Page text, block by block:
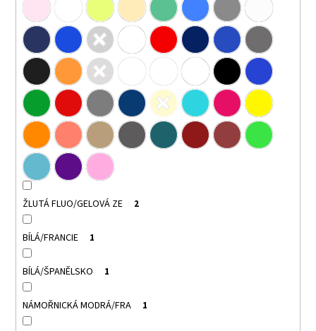
ŽLUTÁ FLUO/GELOVÁ ZE 2
BÍLÁ/FRANCIE 1
BÍLÁ/ŠPANĚLSKO 1
NÁMOŘNICKÁ MODRÁ/FRA 1